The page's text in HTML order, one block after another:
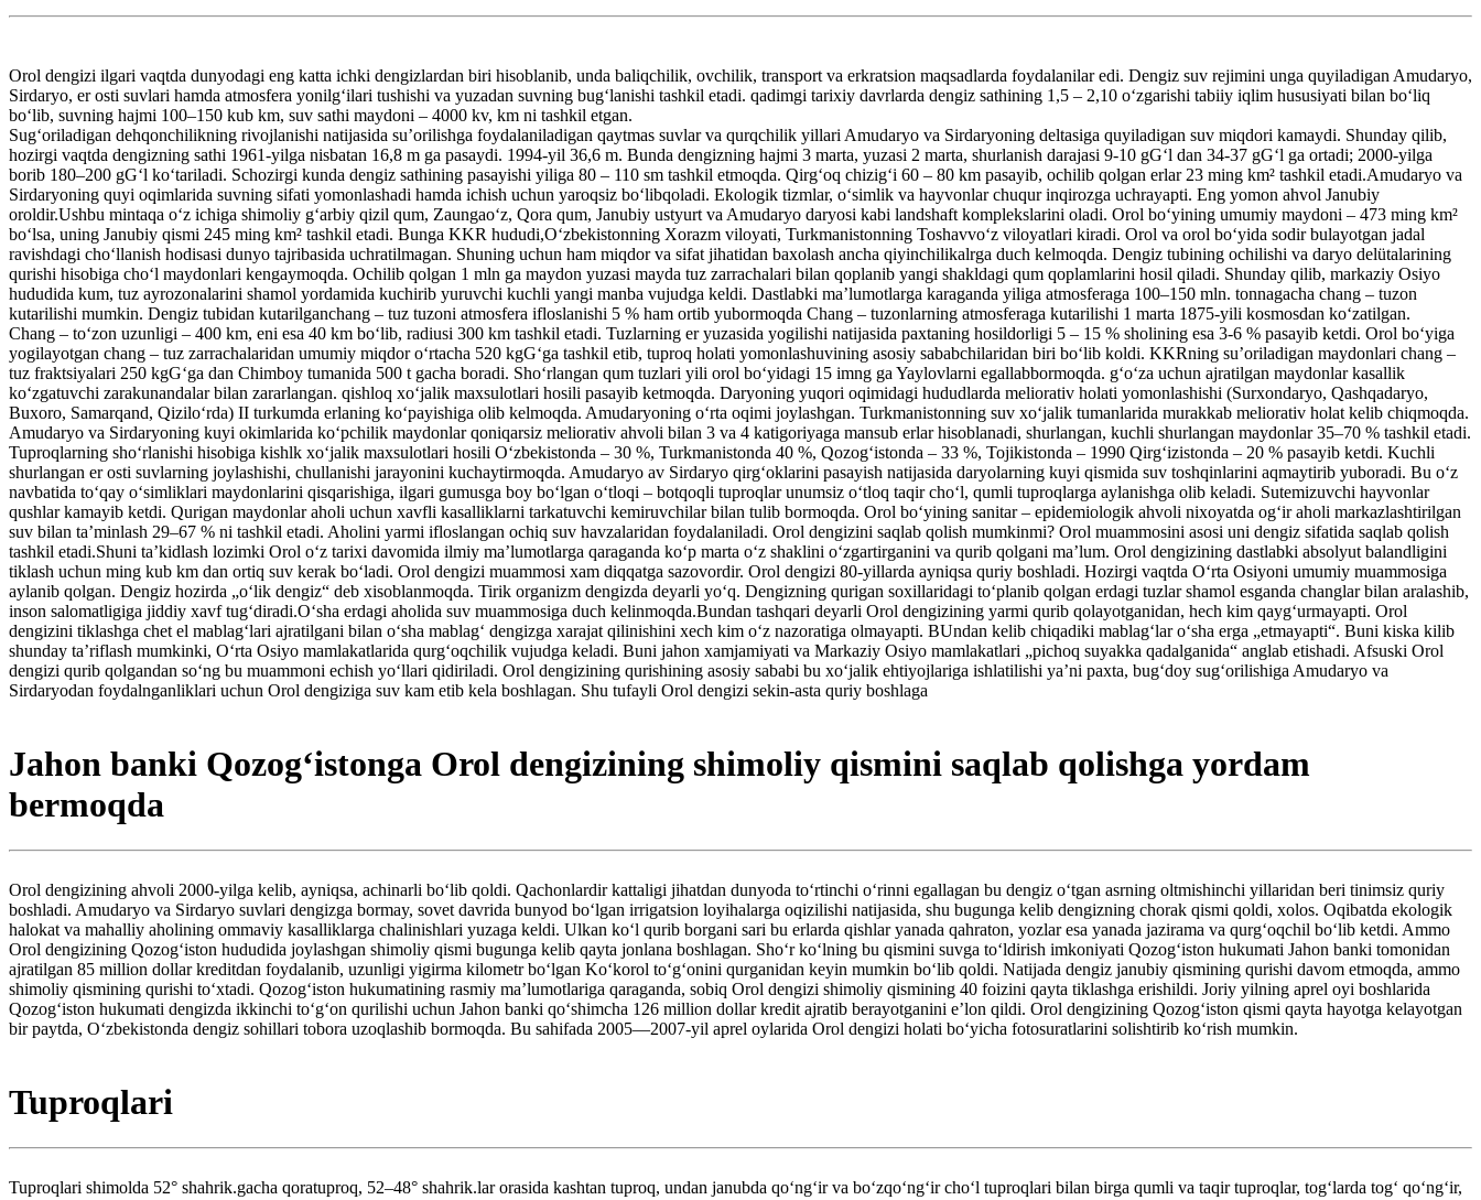
Orol dengizi ilgari vaqtda dunyodagi eng katta ichki dengizlardan biri hisoblanib, unda baliqchilik, ovchilik, transport va erkratsion maqsadlarda foydalanilar edi. Dengiz suv rejimini unga quyiladigan Amudaryo,
Sirdaryo, er osti suvlari hamda atmosfera yonilgʻilari tushishi va yuzadan suvning bugʻlanishi tashkil etadi. qadimgi tarixiy davrlarda dengiz sathining 1,5 – 2,10 oʻzgarishi tabiiy iqlim hususiyati bilan boʻliq
boʻlib, suvning hajmi 100–150 kub km, suv sathi maydoni – 4000 kv, km ni tashkil etgan.
Sugʻoriladigan dehqonchilikning rivojlanishi natijasida suʼorilishga foydalaniladigan qaytmas suvlar va qurqchilik yillari Amudaryo va Sirdaryoning deltasiga quyiladigan suv miqdori kamaydi. Shunday qilib,
hozirgi vaqtda dengizning sathi 1961-yilga nisbatan 16,8 m ga pasaydi. 1994-yil 36,6 m. Bunda dengizning hajmi 3 marta, yuzasi 2 marta, shurlanish darajasi 9-10 gGʻl dan 34-37 gGʻl ga ortadi; 2000-yilga
borib 180–200 gGʻl koʻtariladi. Schozirgi kunda dengiz sathining pasayishi yiliga 80 – 110 sm tashkil etmoqda. Qirgʻoq chizigʻi 60 – 80 km pasayib, ochilib qolgan erlar 23 ming km² tashkil etadi.Amudaryo va
Sirdaryoning quyi oqimlarida suvning sifati yomonlashadi hamda ichish uchun yaroqsiz boʻlibqoladi. Ekologik tizmlar, oʻsimlik va hayvonlar chuqur inqirozga uchrayapti. Eng yomon ahvol Janubiy
oroldir.Ushbu mintaqa oʻz ichiga shimoliy gʻarbiy qizil qum, Zaungaoʻz, Qora qum, Janubiy ustyurt va Amudaryo daryosi kabi landshaft komplekslarini oladi. Orol boʻyining umumiy maydoni – 473 ming km²
boʻlsa, uning Janubiy qismi 245 ming km² tashkil etadi. Bunga KKR hududi,Oʻzbekistonning Xorazm viloyati, Turkmanistonning Toshavvoʻz viloyatlari kiradi. Orol va orol boʻyida sodir bulayotgan jadal
ravishdagi choʻllanish hodisasi dunyo tajribasida uchratilmagan. Shuning uchun ham miqdor va sifat jihatidan baxolash ancha qiyinchilikalrga duch kelmoqda. Dengiz tubining ochilishi va daryo delütalarining
qurishi hisobiga choʻl maydonlari kengaymoqda. Ochilib qolgan 1 mln ga maydon yuzasi mayda tuz zarrachalari bilan qoplanib yangi shakldagi qum qoplamlarini hosil qiladi. Shunday qilib, markaziy Osiyo
hududida kum, tuz ayrozonalarini shamol yordamida kuchirib yuruvchi kuchli yangi manba vujudga keldi. Dastlabki maʼlumotlarga karaganda yiliga atmosferaga 100–150 mln. tonnagacha chang – tuzon
kutarilishi mumkin. Dengiz tubidan kutarilganchang – tuz tuzoni atmosfera ifloslanishi 5 % ham ortib yubormoqda Chang – tuzonlarning atmosferaga kutarilishi 1 marta 1875-yili kosmosdan koʻzatilgan.
Chang – toʻzon uzunligi – 400 km, eni esa 40 km boʻlib, radiusi 300 km tashkil etadi. Tuzlarning er yuzasida yogilishi natijasida paxtaning hosildorligi 5 – 15 % sholining esa 3-6 % pasayib ketdi. Orol boʻyiga
yogilayotgan chang – tuz zarrachalaridan umumiy miqdor oʻrtacha 520 kgGʻga tashkil etib, tuproq holati yomonlashuvining asosiy sababchilaridan biri boʻlib koldi. KKRning suʼoriladigan maydonlari chang –
tuz fraktsiyalari 250 kgGʻga dan Chimboy tumanida 500 t gacha boradi. Shoʻrlangan qum tuzlari yili orol boʻyidagi 15 imng ga Yaylovlarni egallabbormoqda. gʻoʻza uchun ajratilgan maydonlar kasallik
koʻzgatuvchi zarakunandalar bilan zararlangan. qishloq xoʻjalik maxsulotlari hosili pasayib ketmoqda. Daryoning yuqori oqimidagi hududlarda meliorativ holati yomonlashishi (Surxondaryo, Qashqadaryo,
Buxoro, Samarqand, Qiziloʻrda) II turkumda erlaning koʻpayishiga olib kelmoqda. Amudaryoning oʻrta oqimi joylashgan. Turkmanistonning suv xoʻjalik tumanlarida murakkab meliorativ holat kelib chiqmoqda.
Amudaryo va Sirdaryoning kuyi okimlarida koʻpchilik maydonlar qoniqarsiz meliorativ ahvoli bilan 3 va 4 katigoriyaga mansub erlar hisoblanadi, shurlangan, kuchli shurlangan maydonlar 35–70 % tashkil etadi.
Tuproqlarning shoʻrlanishi hisobiga kishlk xoʻjalik maxsulotlari hosili Oʻzbekistonda – 30 %, Turkmanistonda 40 %, Qozogʻistonda – 33 %, Tojikistonda – 1990 Qirgʻizistonda – 20 % pasayib ketdi. Kuchli
shurlangan er osti suvlarning joylashishi, chullanishi jarayonini kuchaytirmoqda. Amudaryo av Sirdaryo qirgʻoklarini pasayish natijasida daryolarning kuyi qismida suv toshqinlarini aqmaytirib yuboradi. Bu oʻz
navbatida toʻqay oʻsimliklari maydonlarini qisqarishiga, ilgari gumusga boy boʻlgan oʻtloqi – botqoqli tuproqlar unumsiz oʻtloq taqir choʻl, qumli tuproqlarga aylanishga olib keladi. Sutemizuvchi hayvonlar
qushlar kamayib ketdi. Qurigan maydonlar aholi uchun xavfli kasalliklarni tarkatuvchi kemiruvchilar bilan tulib bormoqda. Orol boʻyining sanitar – epidemiologik ahvoli nixoyatda ogʻir aholi markazlashtirilgan
suv bilan taʼminlash 29–67 % ni tashkil etadi. Aholini yarmi ifloslangan ochiq suv havzalaridan foydalaniladi. Orol dengizini saqlab qolish mumkinmi? Orol muammosini asosi uni dengiz sifatida saqlab qolish
tashkil etadi.Shuni taʼkidlash lozimki Orol oʻz tarixi davomida ilmiy maʼlumotlarga qaraganda koʻp marta oʻz shaklini oʻzgartirganini va qurib qolgani maʼlum. Orol dengizining dastlabki absolyut balandligini
tiklash uchun ming kub km dan ortiq suv kerak boʻladi. Orol dengizi muammosi xam diqqatga sazovordir. Orol dengizi 80-yillarda ayniqsa quriy boshladi. Hozirgi vaqtda Oʻrta Osiyoni umumiy muammosiga
aylanib qolgan. Dengiz hozirda „oʻlik dengiz“ deb xisoblanmoqda. Tirik organizm dengizda deyarli yoʻq. Dengizning qurigan soxillaridagi toʻplanib qolgan erdagi tuzlar shamol esganda changlar bilan aralashib,
inson salomatligiga jiddiy xavf tugʻdiradi.Oʻsha erdagi aholida suv muammosiga duch kelinmoqda.Bundan tashqari deyarli Orol dengizining yarmi qurib qolayotganidan, hech kim qaygʻurmayapti. Orol
dengizini tiklashga chet el mablagʻlari ajratilgani bilan oʻsha mablagʻ dengizga xarajat qilinishini xech kim oʻz nazoratiga olmayapti. BUndan kelib chiqadiki mablagʻlar oʻsha erga „etmayapti“. Buni kiska kilib
shunday taʼriflash mumkinki, Oʻrta Osiyo mamlakatlarida qurgʻoqchilik vujudga keladi. Buni jahon xamjamiyati va Markaziy Osiyo mamlakatlari „pichoq suyakka qadalganida“ anglab etishadi. Afsuski Orol
dengizi qurib qolgandan soʻng bu muammoni echish yoʻllari qidiriladi. Orol dengizining qurishining asosiy sababi bu xoʻjalik ehtiyojlariga ishlatilishi yaʼni paxta, bugʻdoy sugʻorilishiga Amudaryo va
Sirdaryodan foydalnganliklari uchun Orol dengiziga suv kam etib kela boshlagan. Shu tufayli Orol dengizi sekin-asta quriy boshlaga
Jahon banki Qozogʻistonga Orol dengizining shimoliy qismini saqlab qolishga yordam
bermoqda
Orol dengizining ahvoli 2000-yilga kelib, ayniqsa, achinarli boʻlib qoldi. Qachonlardir kattaligi jihatdan dunyoda toʻrtinchi oʻrinni egallagan bu dengiz oʻtgan asrning oltmishinchi yillaridan beri tinimsiz quriy
boshladi. Amudaryo va Sirdaryo suvlari dengizga bormay, sovet davrida bunyod boʻlgan irrigatsion loyihalarga oqizilishi natijasida, shu bugunga kelib dengizning chorak qismi qoldi, xolos. Oqibatda ekologik
halokat va mahalliy aholining ommaviy kasalliklarga chalinishlari yuzaga keldi. Ulkan koʻl qurib borgani sari bu erlarda qishlar yanada qahraton, yozlar esa yanada jazirama va qurgʻoqchil boʻlib ketdi. Ammo
Orol dengizining Qozogʻiston hududida joylashgan shimoliy qismi bugunga kelib qayta jonlana boshlagan. Shoʻr koʻlning bu qismini suvga toʻldirish imkoniyati Qozogʻiston hukumati Jahon banki tomonidan
ajratilgan 85 million dollar kreditdan foydalanib, uzunligi yigirma kilometr boʻlgan Koʻkorol toʻgʻonini qurganidan keyin mumkin boʻlib qoldi. Natijada dengiz janubiy qismining qurishi davom etmoqda, ammo
shimoliy qismining qurishi toʻxtadi. Qozogʻiston hukumatining rasmiy maʼlumotlariga qaraganda, sobiq Orol dengizi shimoliy qismining 40 foizini qayta tiklashga erishildi. Joriy yilning aprel oyi boshlarida
Qozogʻiston hukumati dengizda ikkinchi toʻgʻon qurilishi uchun Jahon banki qoʻshimcha 126 million dollar kredit ajratib berayotganini eʼlon qildi. Orol dengizining Qozogʻiston qismi qayta hayotga kelayotgan
bir paytda, Oʻzbekistonda dengiz sohillari tobora uzoqlashib bormoqda. Bu sahifada 2005—2007-yil aprel oylarida Orol dengizi holati boʻyicha fotosuratlarini solishtirib koʻrish mumkin.
Tuproqlari
Tuproqlari shimolda 52° shahrik.gacha qoratuproq, 52–48° shahrik.lar orasida kashtan tuproq, undan janubda qoʻngʻir va boʻzqoʻngʻir choʻl tuproqlari bilan birga qumli va taqir tuproqlar, togʻlarda togʻ qoʻngʻir,